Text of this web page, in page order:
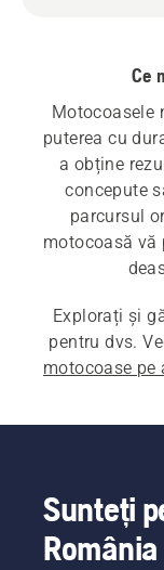
Ce
Motocoasele
puterea cu
a obține
concepute
parcursul
motocoasă
Explorați și
motocoase pe
Sunteți
România